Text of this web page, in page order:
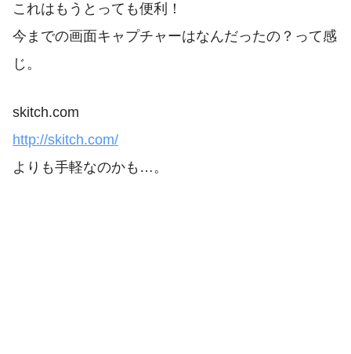
これはもうとっても便利！
今までの画面キャプチャーはなんだったの？って感
じ。
skitch.com
http://skitch.com/
よりも手軽なのかも…。